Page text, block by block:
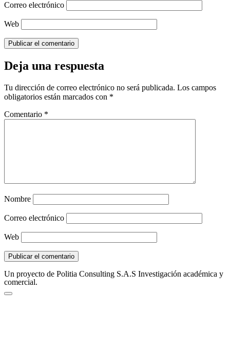
Correo electrónico
Web
Deja una respuesta
Tu dirección de correo electrónico no será publicada. Los campos
obligatorios están marcados con *
Comentario *
Nombre
Correo electrónico
Web
Un proyecto de Politia Consulting S.A.S Investigación académica y
comercial.